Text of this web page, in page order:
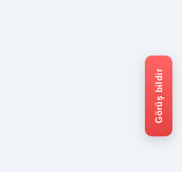
Görüş bildir